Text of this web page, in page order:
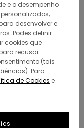
e o desempenho
desenvolver e
Podes definir
cookies que
recusar
(tais
Para
de Cookies e